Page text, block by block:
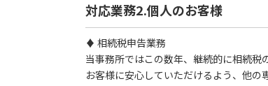
対応業務2.個人のお客様
♦ 相続税申告業務
当事務所ではこの数年、継続的に相続税
お客様に安心していただけるよう、他の